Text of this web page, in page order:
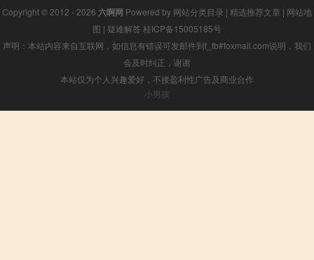
Copyright © 2012 - 2026 六啊网 Powered by 网站分类目录 | 精选推荐文章 | 网站地
图 | 疑难解答 桂ICP备15005185号
声明：本站内容来自互联网，如信息有错误可发邮件到f_fb#foxmail.com说明，我们
会及时纠正，谢谢
本站仅为个人兴趣爱好，不接盈利性广告及商业合作
小男孩